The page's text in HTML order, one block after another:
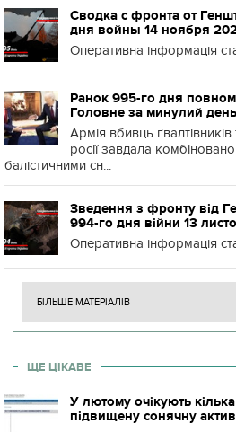
Сводка с фронта от
дня войны 14 ноября
Оперативна інформація
Ранок 995-го дня
Головне за минулий день
Армія вбивць
росії завдала
балістичними сн...
Зведення з фронту від
994-го дня війни 13
Оперативна інформація
БІЛЬШЕ МАТЕРІАЛІВ
ЩЕ ЦІКАВЕ
У лютому очікують
підвищену сонячну